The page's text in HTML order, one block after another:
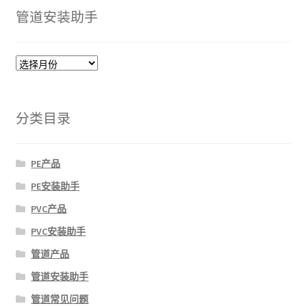
管道安装助手
管
助
分类目录
PE产品
PE安装助手
PVC产品
PVC安装助手
管道产品
管道安装助手
管道常见问题